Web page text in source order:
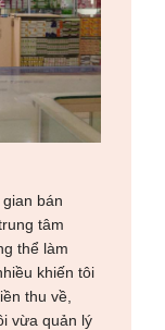
bán
tâm
thể làm
khiến tôi
thu về,
vừa quản lý